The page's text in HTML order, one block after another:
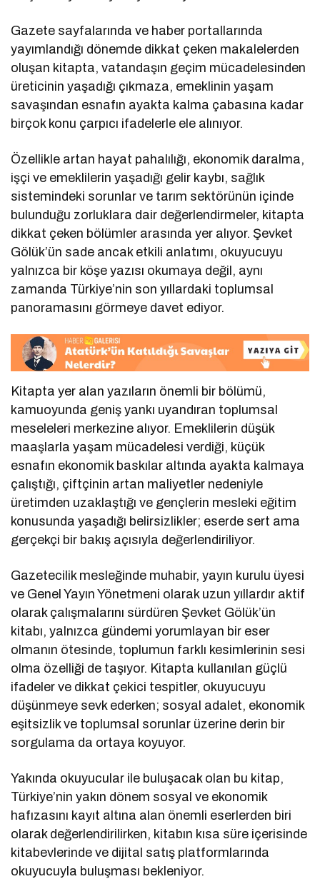
Gazete sayfalarında ve haber portallarında
yayımlandığı dönemde dikkat çeken makalelerden
oluşan kitapta, vatandaşın geçim mücadelesinden
üreticinin yaşadığı çıkmaza, emeklinin yaşam
savaşından esnafın ayakta kalma çabasına kadar
birçok konu çarpıcı ifadelerle ele alınıyor.
Özellikle artan hayat pahalılığı, ekonomik daralma,
işçi ve emeklilerin yaşadığı gelir kaybı, sağlık
sistemindeki sorunlar ve tarım sektörünün içinde
bulunduğu zorluklara dair değerlendirmeler, kitapta
dikkat çeken bölümler arasında yer alıyor. Şevket
Gölük’ün sade ancak etkili anlatımı, okuyucuyu
yalnızca bir köşe yazısı okumaya değil, aynı
zamanda Türkiye’nin son yıllardaki toplumsal
panoramasını görmeye davet ediyor.
Kitapta yer alan yazıların önemli bir bölümü,
kamuoyunda geniş yankı uyandıran toplumsal
meseleleri merkezine alıyor. Emeklilerin düşük
maaşlarla yaşam mücadelesi verdiği, küçük
esnafın ekonomik baskılar altında ayakta kalmaya
çalıştığı, çiftçinin artan maliyetler nedeniyle
üretimden uzaklaştığı ve gençlerin mesleki eğitim
konusunda yaşadığı belirsizlikler; eserde sert ama
gerçekçi bir bakış açısıyla değerlendiriliyor.
Gazetecilik mesleğinde muhabir, yayın kurulu üyesi
ve Genel Yayın Yönetmeni olarak uzun yıllardır aktif
olarak çalışmalarını sürdüren Şevket Gölük’ün
kitabı, yalnızca gündemi yorumlayan bir eser
olmanın ötesinde, toplumun farklı kesimlerinin sesi
olma özelliği de taşıyor. Kitapta kullanılan güçlü
ifadeler ve dikkat çekici tespitler, okuyucuyu
düşünmeye sevk ederken; sosyal adalet, ekonomik
eşitsizlik ve toplumsal sorunlar üzerine derin bir
sorgulama da ortaya koyuyor.
Yakında okuyucular ile buluşacak olan bu kitap,
Türkiye’nin yakın dönem sosyal ve ekonomik
hafızasını kayıt altına alan önemli eserlerden biri
olarak değerlendirilirken, kitabın kısa süre içerisinde
kitabevlerinde ve dijital satış platformlarında
okuyucuyla buluşması bekleniyor.